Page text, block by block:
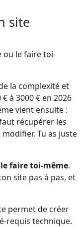
site
ou le faire toi-
la complexité et
à 3000 € en 2026
vient ensuite :
récupérer les
Tu as juste
le faire toi-même.
site pas à pas, et
permet de créer
requis technique.